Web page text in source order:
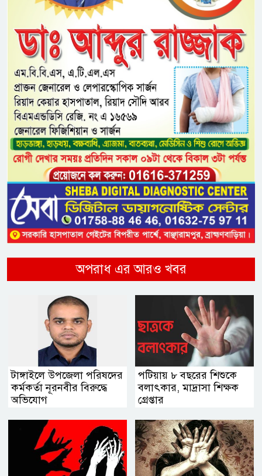
অপরাধ এর আরও খবর
টাঙ্গাইলে উপজেলা পরিষদের
কর্মকর্তা নূরনবীর বিরুদ্ধে
অভিযোগ
পটিয়ায় ৮ বছরের শিশুকে
বলাৎকার, মাদ্রাসা শিক্ষক
গ্রেপ্তার